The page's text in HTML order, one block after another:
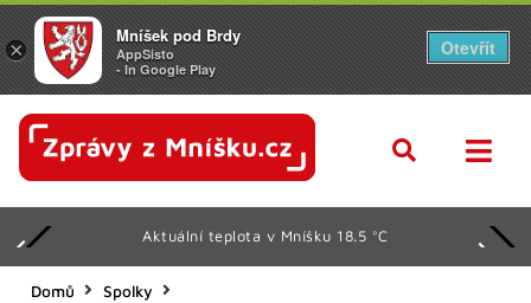
18.5 °C Svátek má
Domů
Spolky
×
Mníšek pod Brdy
AppSisto
- In Google Play
Otevřít